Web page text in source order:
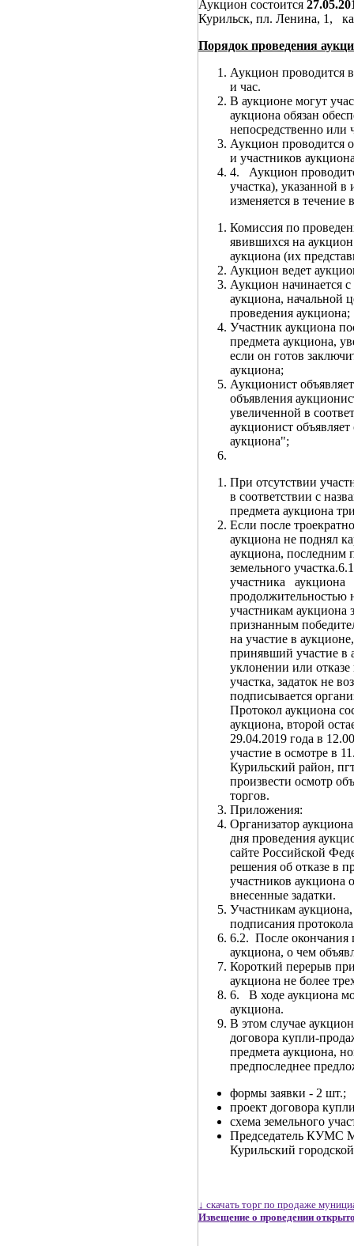
Аукцион состоится
Курильск, пл. Ленина, 1,
Порядок проведения
Аукцион проводится
и час.
В аукционе могут
аукциона обязан
непосредственно или
Аукцион проводится
и участников
4. Аукцион
участка), указанной
изменяется в течение
Комиссия по
явившихся на
аукциона (их
Аукцион ведет
Аукцион начинается
аукциона, начальной
проведения аукциона;
Участник аукциона
предмета аукциона,
если он готов
аукциона;
Аукционист
объявления
увеличенной в
аукционист
аукциона";
При отсутствии
в соответствии с
предмета аукциона
Если после
аукциона не поднял
аукциона, последним
земельного
участника
продолжительностью
участникам аукциона
признанным
на участие в
принявший участие в
уклонении или
участка, задаток не
подписывается
Протокол аукциона
аукциона, второй
29.04.2019 года в
участие в осмотре в
Курильский район,
произвести осмотр
торгов.
Приложения:
Организатор
дня проведения
сайте Российской
решения об отказе в
участников аукциона
внесенные задатки.
Участникам
подписания
6.2. После окончания
аукциона, о чем
Короткий перерыв
аукциона не более
6. В ходе аукциона
аукциона.
В этом случае
договора купли-
предмета аукциона,
предпоследнее
формы заявки - 2 шт.;
проект договора
схема земельного
Курильский
↓ скачать торг по продаже
Извещение о проведении